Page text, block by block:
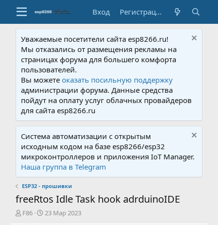
Вход Регистрация
Уважаемые посетители сайта esp8266.ru!
Мы отказались от размещения рекламы на
страницах форума для большего комфорта
пользователей.
Вы можетеоказать посильную поддержку
администрации форума. Данные средства
пойдут на оплату услуг облачных провайдеров
для сайта esp8266.ru
Система автоматизации с открытым
исходным кодом на базе esp8266/esp32
микроконтроллеров и приложения IoT Manager.
Наша группа в Telegram
ESP32 - прошивки
freeRtos Idle Task hook adrduinoIDE
А
F86
Д
23 Мар 2023